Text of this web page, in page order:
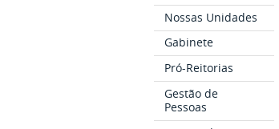
Nossas Unidades
Gabinete
Pró-Reitorias
Gestão de
Pessoas